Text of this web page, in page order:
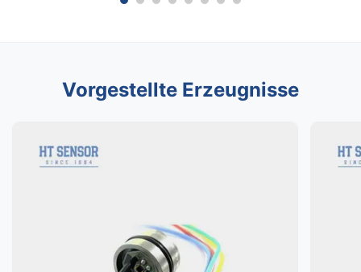
Vorgestellte Erzeugnisse